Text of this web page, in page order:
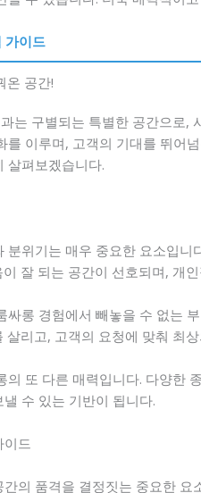
가이드
온 공간!
는 구별되는 특별한 공간으로,
를 이루며, 고객의 기대를 뛰어
살펴보겠습니다.
분위기는 매우 중요한 요소입
잘 되는 공간이 선호되며, 개
싸롱 경험에서 빼놓을 수 없는
살리고, 고객의 요청에 맞춰 최
의 또 다른 매력입니다. 다양한
수 있는 기반이 됩니다.
이드
의 품격을 결정짓는 중요한